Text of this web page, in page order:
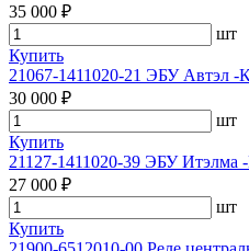
35 000 ₽
шт
Купить
21067-1411020-21 ЭБУ Автэл -
30 000 ₽
шт
Купить
21127-1411020-39 ЭБУ Итэлма
27 000 ₽
шт
Купить